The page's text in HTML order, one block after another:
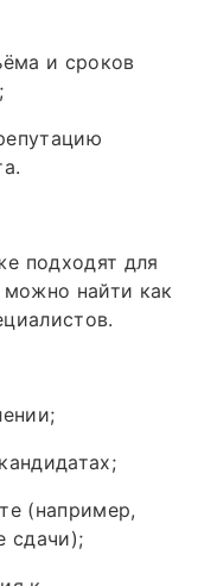
и сроков
подходят для
найти как
(например,
сдачи);